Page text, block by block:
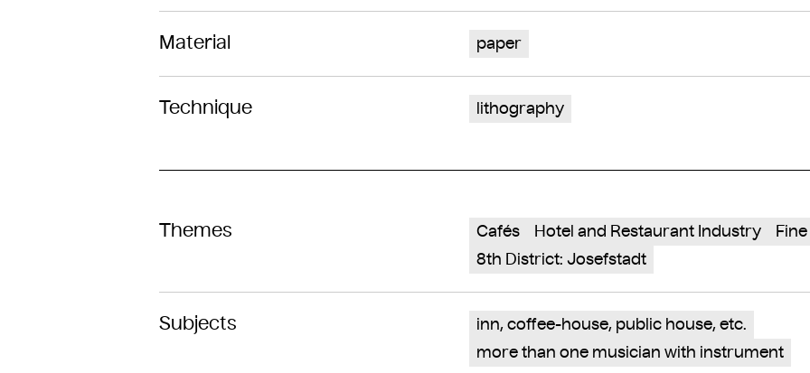
Material paper
Technique lithography
Themes Cafés Hotel and Restaurant Industry
8th District: Josefstadt
Subjects
inn, coffee-house, public house, etc.
more than one musician with instrument